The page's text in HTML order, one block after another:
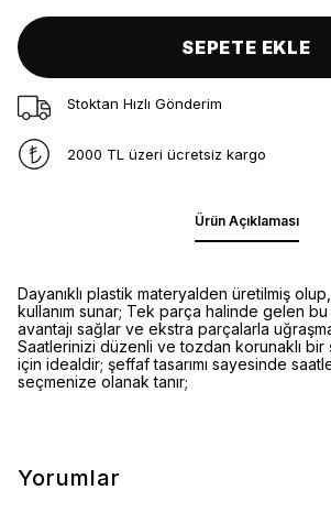
SEPETE EKLE
Stoktan Hızlı Gönderim
2000 TL üzeri ücretsiz kargo
Ürün Açıklaması
Dayanıklı plastik materyalden üretilmiş
kullanım sunar; Tek parça halinde gelen
avantajı sağlar ve ekstra parçalarla
Saatlerinizi düzenli ve tozdan korunaklı bir
için idealdir; şeffaf tasarımı sayesinde
seçmenize olanak tanır;
Yorumlar